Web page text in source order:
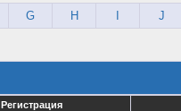
G H J
Регистрация